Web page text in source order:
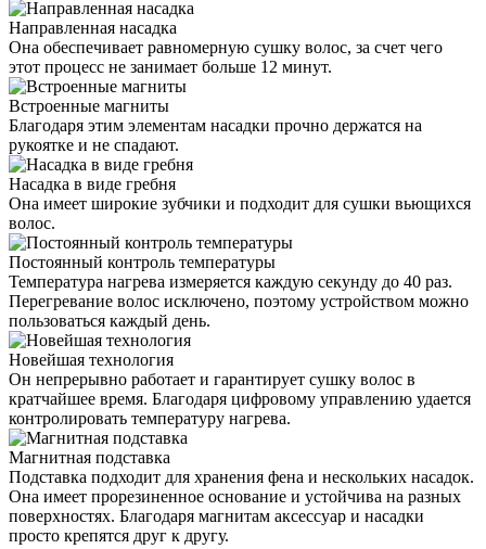
Направленная насадка
Она обеспечивает равномерную сушку волос, за счет чего
этот процесс не занимает больше 12 минут.
Встроенные магниты
Благодаря этим элементам насадки прочно держатся на
рукоятке и не спадают.
Насадка в виде гребня
Она имеет широкие зубчики и подходит для сушки вьющихся
волос.
Постоянный контроль температуры
Температура нагрева измеряется каждую секунду до 40 раз.
Перегревание волос исключено, поэтому устройством можно
пользоваться каждый день.
Новейшая технология
Он непрерывно работает и гарантирует сушку волос в
кратчайшее время. Благодаря цифровому управлению удается
контролировать температуру нагрева.
Магнитная подставка
Подставка подходит для хранения фена и нескольких насадок.
Она имеет прорезиненное основание и устойчива на разных
поверхностях. Благодаря магнитам аксессуар и насадки
просто крепятся друг к другу.